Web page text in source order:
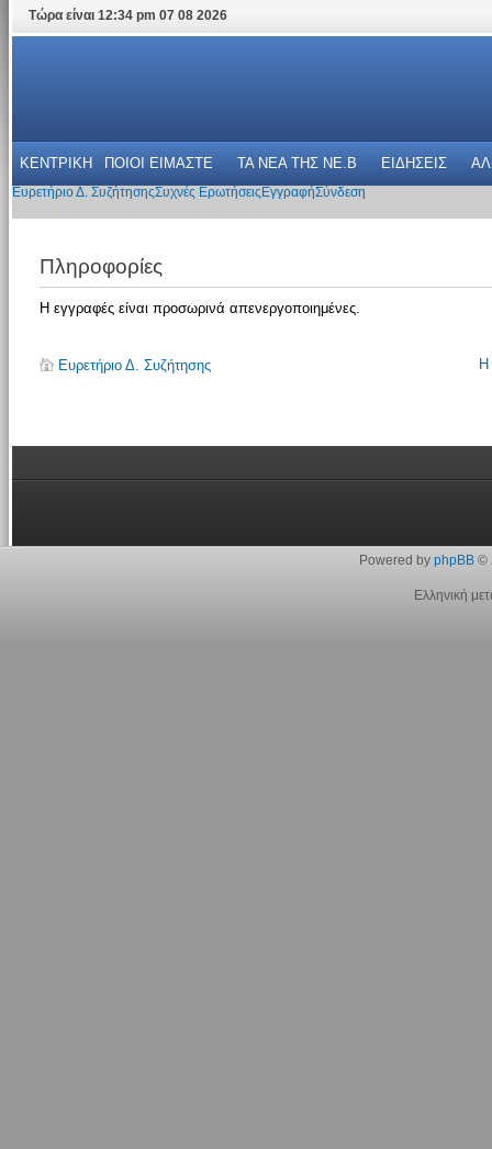
Τώρα είναι 12:34 pm 07 08 2026
ΚΕΝΤΡΙΚΗ ΠΟΙΟΙ ΕΙΜΑΣΤΕ ΤΑ ΝΕΑ THΣ NE.B ΕΙΔΗΣΕΙΣ
Ευρετήριο Δ. ΣυζήτησηςΣυχνές Ερωτήσεις ΕγγραφήΣύνδεση
Πληροφορίες
Η εγγραφές είναι προσωρινά απενεργοποιημένες.
Ευρετήριο Δ. Συζήτησης Η
Powered by phpBB©
Ελληνική